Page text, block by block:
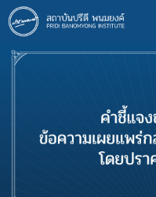
ข้าม
ไป
ยัง
เนื้อหา